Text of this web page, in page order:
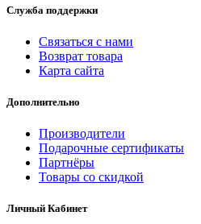
Служба поддержки
Связаться с нами
Возврат товара
Карта сайта
Дополнительно
Производители
Подарочные сертификаты
Партнёры
Товары со скидкой
Личный Кабинет